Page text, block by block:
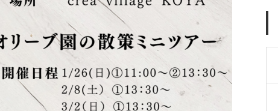
日本平オリーブ園2023収穫祭を